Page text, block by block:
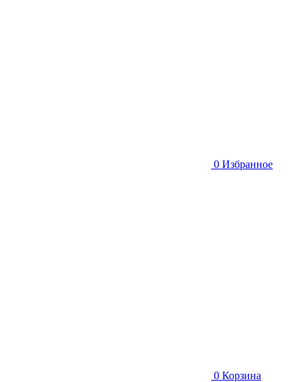
0 Избранное
0 Корзина